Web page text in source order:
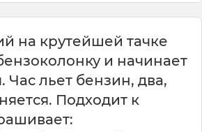
на крутейшей тачке
и начинает
Час льет бензин, два,
Подходит к